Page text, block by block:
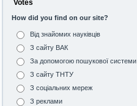
Votes
How did you find on our site?
Від знайомих науківців
З сайту ВАК
За допомогою пошукової системи
З сайту ТНТУ
З соціальних мереж
З реклами